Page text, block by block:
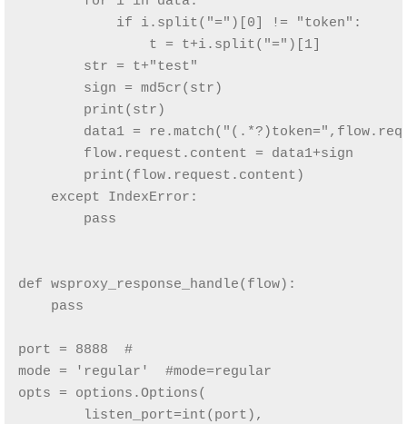
            if i.split("=")[0] != "token":
                t = t+i.split("=")[1]
        str = t+"test"
        sign = md5cr(str)
        print(str)
data1 =
        flow.request.content = data1+sign
        print(flow.request.content)
    except IndexError:
        pass
def wsproxy_response_handle(flow):
    pass
port = 8888  #
mode = 'regular'  #mode=regular
opts = options.Options(
        listen_port=int(port),